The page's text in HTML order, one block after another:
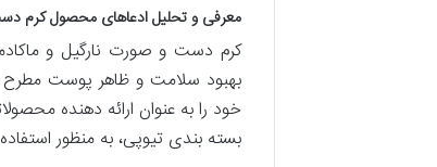
معرفی و تحلیل ادعاهای محصول کرم
کرم دست و صورت نارگیل و
بهبود سلامت و ظاهر پوست مطرح
بسته بندی تیوپی، به منظور